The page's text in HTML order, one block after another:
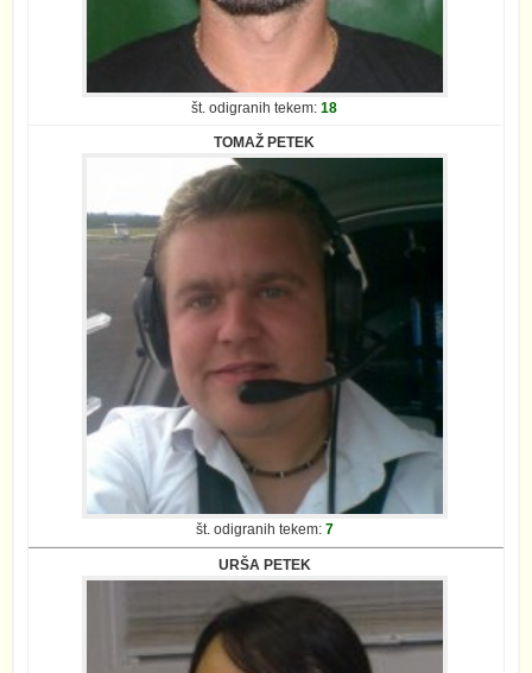
št. odigranih tekem:18
TOMAŽ PETEK
št. odigranih tekem: 7
URŠA PETEK